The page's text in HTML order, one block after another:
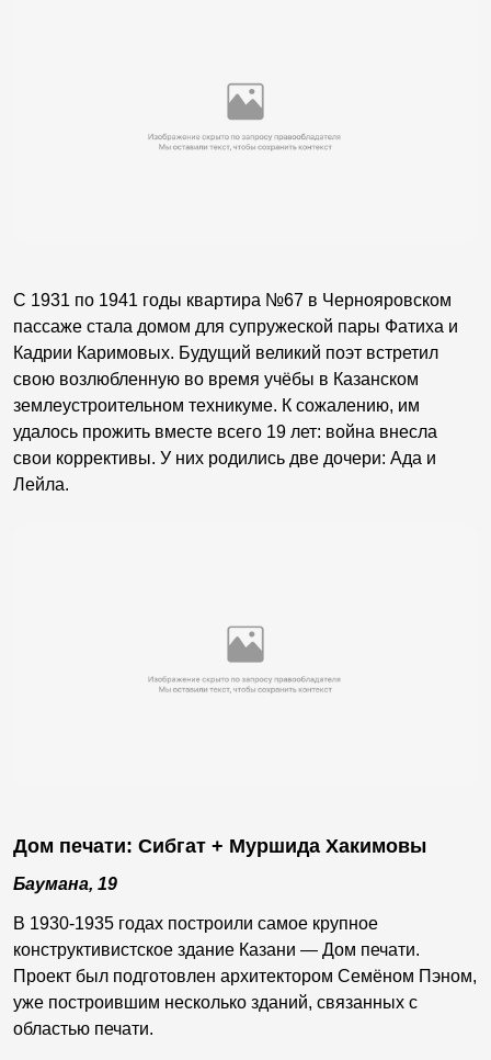
С 1931 по 1941 годы квартира №67 в Чернояровском
пассаже стала домом для супружеской пары Фатиха и
Кадрии Каримовых. Будущий великий поэт встретил
свою возлюбленную во время учёбы в Казанском
землеустроительном техникуме. К сожалению, им
удалось прожить вместе всего 19 лет: война внесла
свои коррективы. У них родились две дочери: Ада и
Лейла.
Дом печати: Сибгат + Муршида Хакимовы
Баумана, 19
В 1930-1935 годах построили самое крупное
конструктивистское здание Казани — Дом печати.
Проект был подготовлен архитектором Семёном Пэном,
уже построившим несколько зданий, связанных с
областью печати.